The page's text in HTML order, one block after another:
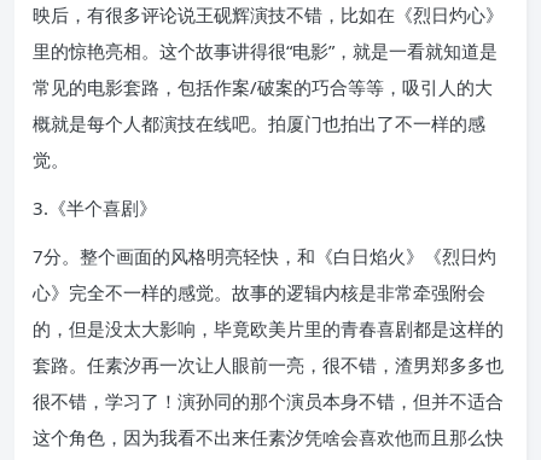
映后，有很多评论说王砚辉演技不错，比如在《烈日灼心》
里的惊艳亮相。这个故事讲得很“电影”，就是一看就知道是
常见的电影套路，包括作案/破案的巧合等等，吸引人的大
概就是每个人都演技在线吧。拍厦门也拍出了不一样的感
觉。
3.《半个喜剧》
7分。整个画面的风格明亮轻快，和《白日焰火》《烈日灼
心》完全不一样的感觉。故事的逻辑内核是非常牵强附会
的，但是没太大影响，毕竟欧美片里的青春喜剧都是这样的
套路。任素汐再一次让人眼前一亮，很不错，渣男郑多多也
很不错，学习了！演孙同的那个演员本身不错，但并不适合
这个角色，因为我看不出来任素汐凭啥会喜欢他而且那么快